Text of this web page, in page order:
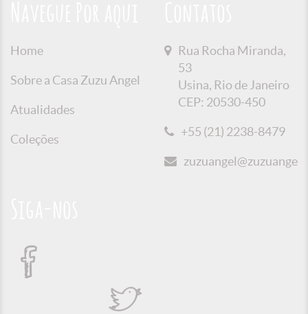
Home
Sobre a Casa Zuzu Angel
Atualidades
Coleções
Rua Rocha Miranda,
53
Usina, Rio de Janeiro
CEP: 20530-450
+55 (21) 2238-8479